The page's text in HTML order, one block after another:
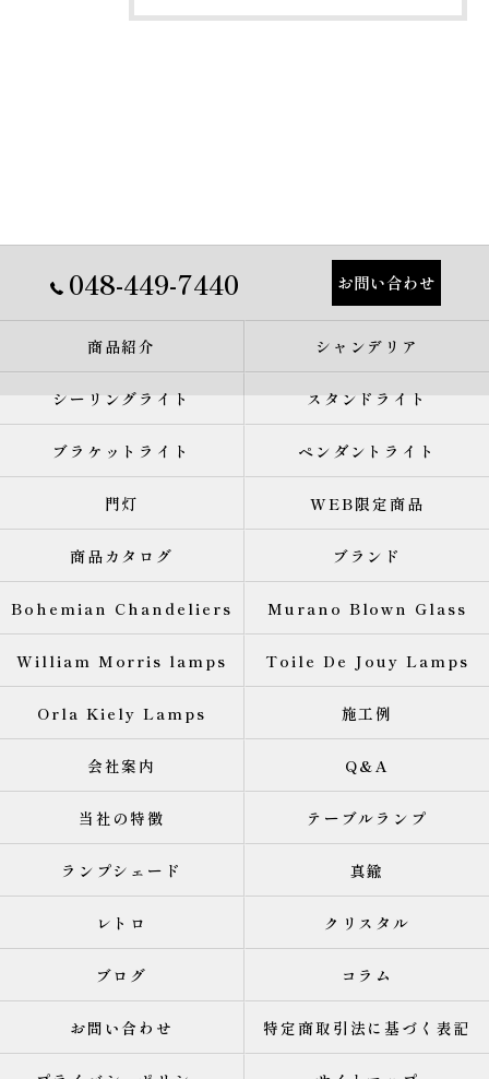
048-449-7440 お問い合わせ
商品紹介 シャンデリア
シーリングライト スタンドライト
ブラケットライト ペンダントライト
門灯 WEB限定商品
商品カタログ ブランド
Bohemian Chandeliers Murano Blown Glass
William Morris lamps Toile De Jouy Lamps
Orla Kiely Lamps 施工例
会社案内 Q&A
当社の特徴 テーブルランプ
ランプシェード 真鍮
レトロ クリスタル
ブログ コラム
お問い合わせ 特定商取引法に基づく表記